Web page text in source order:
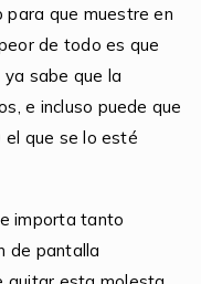
para que muestre en
de todo es que
ya sabe que la
e incluso puede que
el que se lo esté
importa tanto
de pantalla